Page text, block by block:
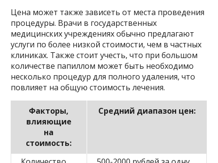
Цена может также зависеть от места проведения
процедуры. Врачи в государственных
медицинских учреждениях обычно предлагают
услуги по более низкой стоимости, чем в частных
клиниках. Также стоит учесть, что при большом
количестве папиллом может быть необходимо
несколько процедур для полного удаления, что
повлияет на общую стоимость лечения.
Факторы,
влияющие
на
стоимость:
Средний диапазон цен: